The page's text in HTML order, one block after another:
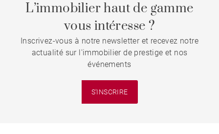
L’immobilier haut de gamme
vous intéresse ?
Inscrivez-vous à notre newsletter et recevez notre
actualité sur l'immobilier de prestige et nos
événements
S'INSCRIRE